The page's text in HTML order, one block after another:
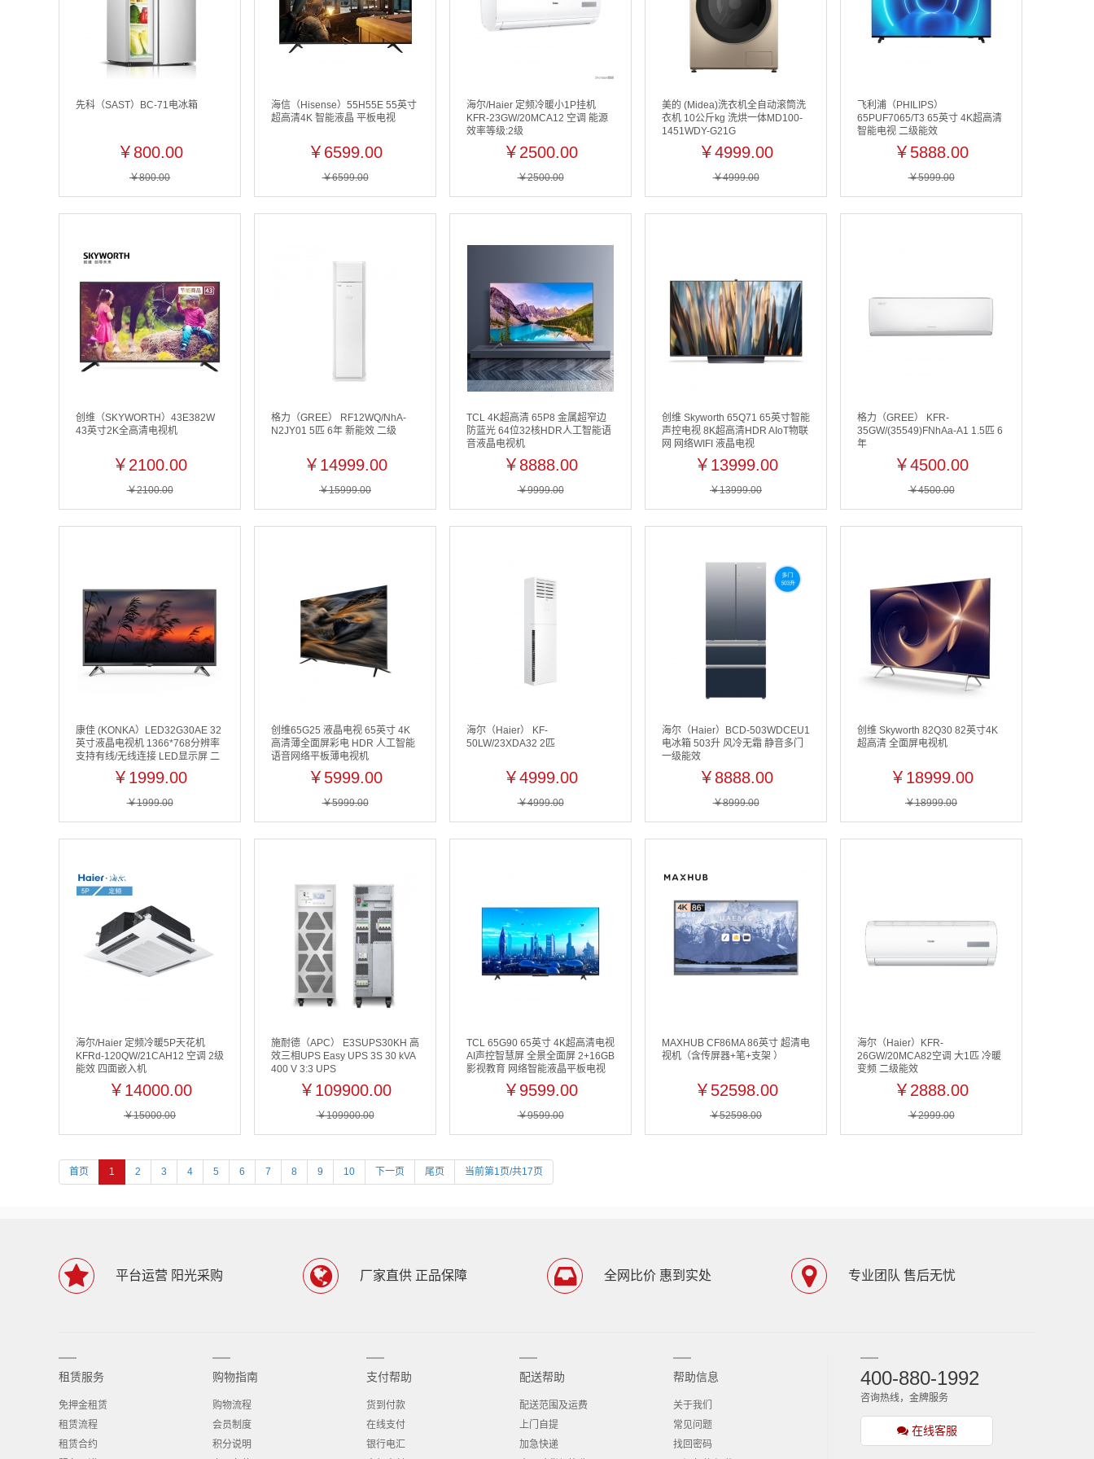
先科（SAST）BC-71电冰箱
￥800.00
￥800.00
海信（Hisense）55H55E 55英寸
超高清4K 智能液晶 平板电视
￥6599.00
￥6599.00
海尔/Haier 定频冷暖小1P挂机
KFR-23GW/20MCA12 空调 能源
效率等级:2级
￥2500.00
￥2500.00
美的 (Midea)洗衣机全自动滚筒洗
衣机 10公斤kg 洗烘一体MD100-
1451WDY-G21G
￥4999.00
￥4999.00
飞利浦（PHILIPS）
65PUF7065/T3 65英寸 4K超高清
智能电视 二级能效
￥5888.00
￥5999.00
创维（SKYWORTH）43E382W
43英寸2K全高清电视机
￥2100.00
￥2100.00
格力（GREE） RF12WQ/NhA-
N2JY01 5匹 6年 新能效 二级
￥14999.00
￥15999.00
TCL 4K超高清 65P8 金属超窄边
防蓝光 64位32核HDR人工智能语
音液晶电视机
￥8888.00
￥9999.00
创维 Skyworth 65Q71 65英寸智能
声控电视 8K超高清HDR AIoT物联
网 网络WIFI 液晶电视
￥13999.00
￥13999.00
格力（GREE） KFR-
35GW/(35549)FNhAa-A1 1.5匹 6
年
￥4500.00
￥4500.00
康佳 (KONKA）LED32G30AE 32
英寸液晶电视机 1366*768分辨率
支持有线/无线连接 LED显示屏 二
级能效 一年保修 黑色
￥1999.00
￥1999.00
创维65G25 液晶电视 65英寸 4K
高清薄全面屏彩电 HDR 人工智能
语音网络平板薄电视机
￥5999.00
￥5999.00
海尔（Haier） KF-
50LW/23XDA32 2匹
￥4999.00
￥4999.00
海尔（Haier）BCD-503WDCEU1
电冰箱 503升 风冷无霜 静音多门
一级能效
￥8888.00
￥8999.00
创维 Skyworth 82Q30 82英寸4K
超高清 全面屏电视机
￥18999.00
￥18999.00
海尔/Haier 定频冷暖5P天花机
KFRd-120QW/21CAH12 空调 2级
能效 四面嵌入机
￥14000.00
￥15000.00
施耐德（APC） E3SUPS30KH 高
效三相UPS Easy UPS 3S 30 kVA
400 V 3:3 UPS
￥109900.00
￥109900.00
TCL 65G90 65英寸 4K超高清电视
AI声控智慧屏 全景全面屏 2+16GB
影视教育 网络智能液晶平板电视
￥9599.00
￥9599.00
MAXHUB CF86MA 86英寸 超清电
视机（含传屏器+笔+支架 ）
￥52598.00
￥52598.00
海尔（Haier）KFR-
26GW/20MCA82空调 大1匹 冷暖
变频 二级能效
￥2888.00
￥2999.00
首页 1 2 3 4 5 6 7 8 9 10 下一页 尾页 当前第1页/共17页
平台运营 阳光采购 厂家直供 正品保障 全网比价 惠到实处 专业团队 售后无忧
租赁服务
免押金租赁
租赁流程
租赁合约
购物指南
购物流程
会员制度
积分说明
支付帮助
货到付款
在线支付
银行电汇
配送帮助
配送范围及运费
上门自提
加急快递
帮助信息
关于我们
常见问题
找回密码
400-880-1992
咨询热线，金牌服务
在线客服